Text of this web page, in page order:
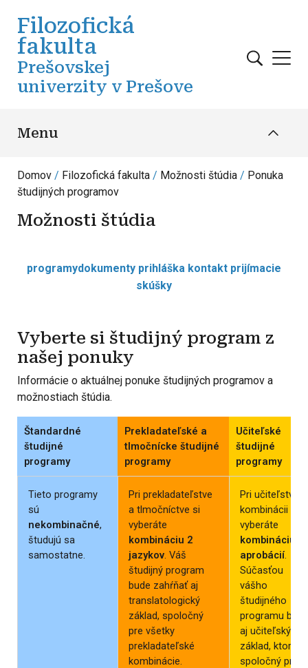
Filozofická
fakulta
Prešovskej
univerzity v Prešove
Menu
Domov Filozofická fakulta Možnosti štúdia
Ponuka
študijných programov
Možnosti štúdia
programydokumenty prihláška kontakt prijímacie
skúšky
Vyberte si študijný program z
našej ponuky
Informácie o aktuálnej ponuke študijných programov a
možnostiach štúdia.
Štandardné
študijné
programy
Prekladateľské a
tlmočnícke študijné
programy
Učiteľské
študijné
programy
Tieto programy
sú
nekombinačné,
študujú sa
samostatne.
Pri prekladateľstve
a tlmočníctve si
vyberáte
kombináciu 2
jazykov. Váš
študijný program
bude zahŕňať aj
translatologický
základ, spoločný
pre všetky
prekladateľské
kombinácie.
Pri učiteľstve v
kombinácii si
vyberáte
kombináciu 2
aprobácií.
Súčasťou
vášho
študijného
programu bude
aj učiteľský
základ, ktorý je
spoločný pre